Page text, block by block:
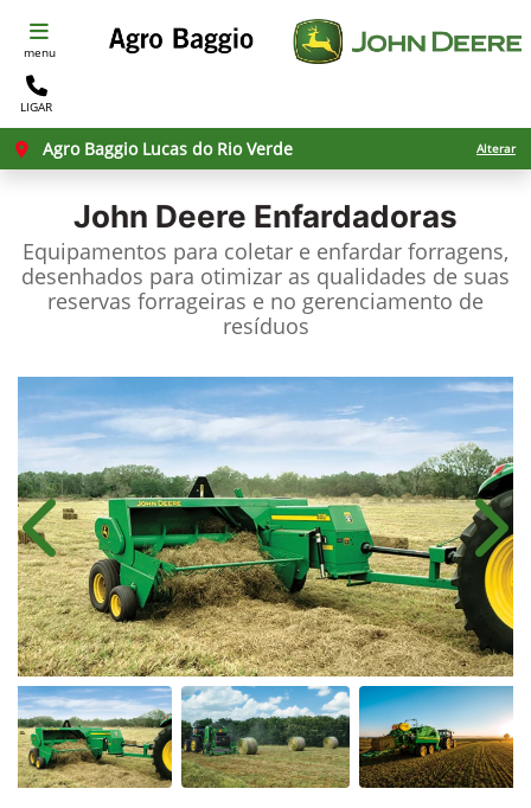
menu
LIGAR
Agro Baggio Lucas do Rio Verde Alterar
John Deere Enfardadoras
Equipamentos para coletar e enfardar forragens,
desenhados para otimizar as qualidades de suas
reservas forrageiras e no gerenciamento de
resíduos
Anterior